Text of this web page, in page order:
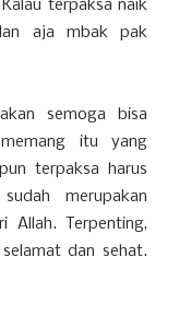
terpaksa naik
aja mbak pak
semoga bisa
itu yang
terpaksa harus
merupakan
Allah. Terpenting,
dan sehat.